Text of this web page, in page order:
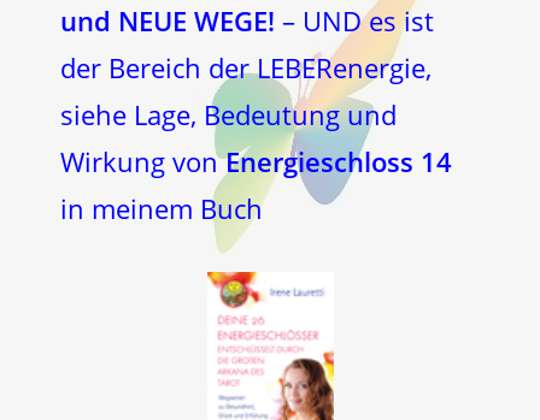
und NEUE WEGE! – UND es ist
der Bereich der LEBERenergie,
siehe Lage, Bedeutung und
Wirkung vonEnergieschloss 14
in meinem Buch